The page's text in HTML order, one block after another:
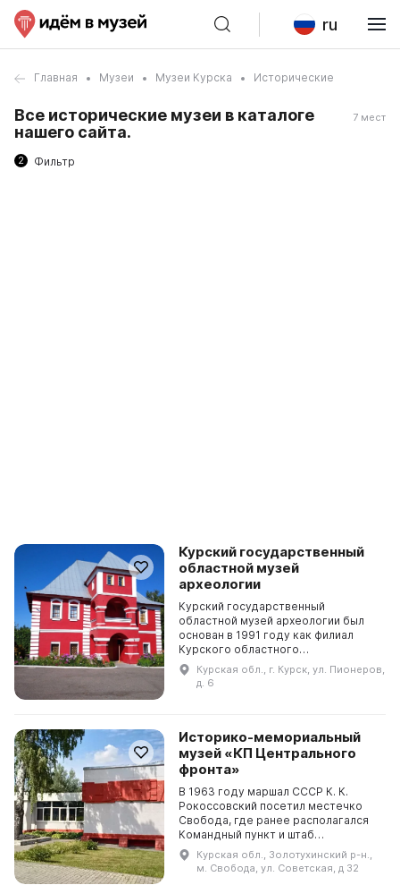
ru
Главная Музеи Музеи Курска Исторические
Все исторические музеи в каталоге
нашего сайта.
7 мест
2 Фильтр
Курский государственный
областной музей
археологии
Курский государственный
областной музей археологии был
основан в 1991 году как филиал
Курского областного
краеведческого музея, а 12 августа
1993 года был преобразован в
государственный областной музе...
Курская обл., г. Курск, ул. Пионеров,
д. 6
Историко-мемориальный
музей «КП Центрального
фронта»
В 1963 году маршал СССР К. К.
Рокоссовский посетил местечко
Свобода, где ранее располагался
Командный пункт и штаб
Центрального фронта. В честь
этого события был построен
историко-мемориальный комплек...
Курская обл., Золотухинский р-н.,
м. Свобода, ул. Советская, д 32